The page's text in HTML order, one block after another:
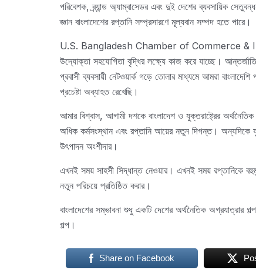
পরিবেশক, ব্র্যান্ড অ্যাম্বাসেডর এবং দুই দেশের ব্যবসায়িক
জ্ঞান বাংলাদেশের রপ্তানি সম্প্রসারণে মূল্যবান সম্পদ হতে পারে।
U.S. Bangladesh Chamber of Commerce &
উদ্যোক্তা সহযোগিতা বৃদ্ধির লক্ষ্যে কাজ করে যাচ্ছে।
প্রবাসী ব্যবসায়ী নেটওয়ার্ক গড়ে তোলার মাধ্যমে আমরা
প্রচেষ্টা অব্যাহত রেখেছি।
আমার বিশ্বাস, আগামী দশকে বাংলাদেশ ও যুক্তরাষ্ট্রের
অধিক কর্মসংস্থান এবং রপ্তানি আয়ের নতুন দিগন্ত। অন্যদিকে
উৎপাদন অংশীদার।
এখনই সময় সাহসী সিদ্ধান্ত নেওয়ার। এখনই সময় রপ্তানিকে
নতুন পরিচয়ে প্রতিষ্ঠিত করার।
বাংলাদেশের সম্ভাবনা শুধু একটি দেশের অর্থনৈতিক অগ্রযাত্রার
গল্প।
Share on Facebook